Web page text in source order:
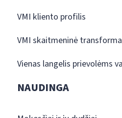
VMI kliento profilis
VMI skaitmeninė
Vienas langelis prievolėms
NAUDINGA